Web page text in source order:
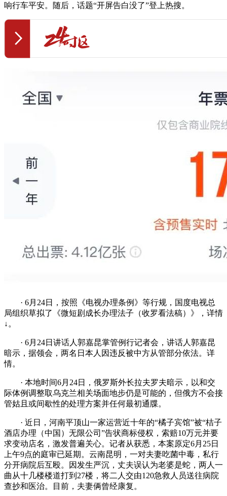
响行车平安。随后，话题“开屏告白没了”登上热搜。
· 6月24日，按照《电视办理条例》等行规，国度电视总
局组织草拟了《微短剧成长办理法子（收罗看法稿）》，详情
↓。
· 6月24日讲话人郭嘉昆掌管例行记者会，讲话人郭嘉昆
暗示，据领会，两名日本人因违反被中方从管部分依法。详
情。
· 本地时间6月24日，俄罗斯外长拉夫罗夫暗示，以和交
际体例调整取乌克兰相关场面地步仍是可能的，但俄方不会接
管姑且或间歇性的处理方案并任何最初通牒。
· 近日，河南平顶山一家运营近十年的“橘子宾馆”被“桔子
酒店办理（中国）无限公司”告状商标侵权，索赔10万元并要
求变动店名，激发普遍关心。记者从获悉，本案原定6月25日
上午9点的庭审已延期。云南昆明，一对夫妻吃菌中毒，私行
分开病院后互殴。因发生严沉，丈夫误认为老婆是蛇，两人一
曲从十几楼楼道打到27楼，将二人交由120急救人员送往病院
查抄和医治。目前，夫妻俩曾经康复。